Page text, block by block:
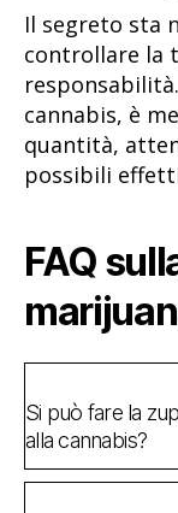
Il segreto sta
controllare la
cannabis, è
quantità,
possibili
FAQ
Si può fare la
alla cannabis?